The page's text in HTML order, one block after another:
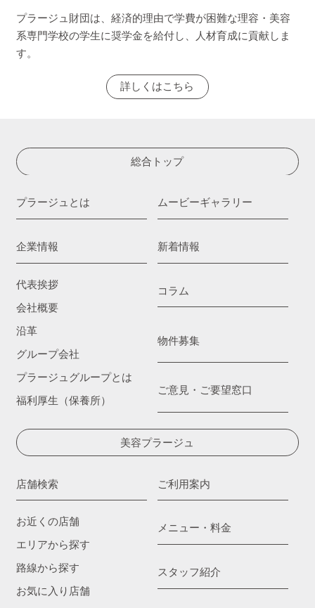
プラージュ財団は、経済的理由で学費が困難な理容・美容
系専門学校の学生に奨学金を給付し、人材育成に貢献しま
す。
詳しくはこちら
総合トップ
プラージュとは
企業情報
代表挨拶
会社概要
沿革
グループ会社
プラージュグループとは
福利厚生（保養所）
ムービーギャラリー
新着情報
コラム
物件募集
ご意見・ご要望窓口
美容プラージュ
店舗検索
お近くの店舗
エリアから探す
路線から探す
お気に入り店舗
ご利用案内
メニュー・料金
スタッフ紹介